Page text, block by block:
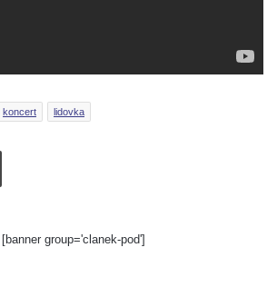
koncert lidovka
Tisknout
[banner group='clanek-pod']